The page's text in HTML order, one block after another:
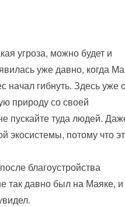
угроза, можно будет и
уже давно, когда
начал гибнуть. Здесь уже
природу со своей
пускайте туда людей.
экосистемы, потому что
благоустройства
так давно был на Маяке, и